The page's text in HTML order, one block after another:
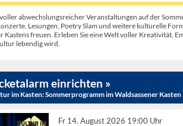
abwechslungsreicher Veranstaltungen auf der
Lesungen, Poetry Slam und weitere kulturelle
Kastens freuen. Erleben Sie eine Welt voller Kreativität,
lebendig wird.
einrichten »
im Kasten: Sommerprogramm im Waldsassener Kasten
Fr 14. August 2026 19:00 Uhr